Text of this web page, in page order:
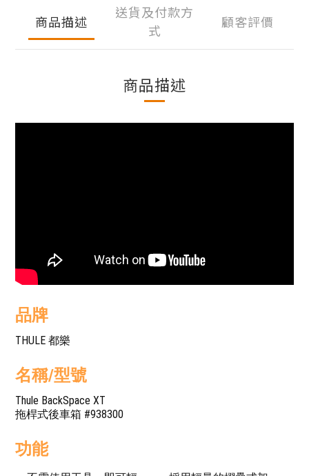
商品描述
送貨及付款方
式
顧客評價
商品描述
品牌
THULE 都樂
名稱/型號
Thule BackSpace XT
拖桿式後車箱 #938300
功能